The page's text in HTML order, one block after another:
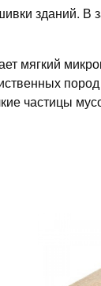
зданий. В
мягкий
частицы